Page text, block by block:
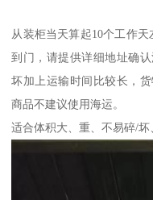
从装柜当天算起10个工作
到门，请提供详细地址确
坏加上运输时间比较长，
商品不建议使用海运。
适合体积大、重、不易碎/坏